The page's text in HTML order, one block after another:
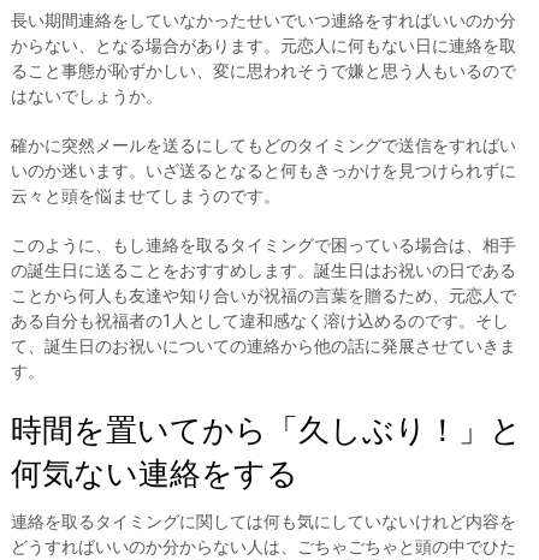
長い期間連絡をしていなかったせいでいつ連絡をすればいいのか分
からない、となる場合があります。元恋人に何もない日に連絡を取
ること事態が恥ずかしい、変に思われそうで嫌と思う人もいるので
はないでしょうか。
確かに突然メールを送るにしてもどのタイミングで送信をすればい
いのか迷います。いざ送るとなると何もきっかけを見つけられずに
云々と頭を悩ませてしまうのです。
このように、もし連絡を取るタイミングで困っている場合は、相手
の誕生日に送ることをおすすめします。誕生日はお祝いの日である
ことから何人も友達や知り合いが祝福の言葉を贈るため、元恋人で
ある自分も祝福者の1人として違和感なく溶け込めるのです。そし
て、誕生日のお祝いについての連絡から他の話に発展させていきま
す。
時間を置いてから「久しぶり！」と
何気ない連絡をする
連絡を取るタイミングに関しては何も気にしていないけれど内容を
どうすればいいのか分からない人は、ごちゃごちゃと頭の中でひた